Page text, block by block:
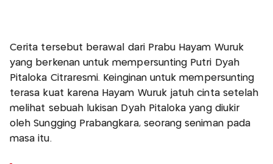
Cerita tersebut berawal dari Prabu Hayam Wuruk
yang berkenan untuk mempersunting Putri Dyah
Pitaloka Citraresmi. Keinginan untuk mempersunting
terasa kuat karena Hayam Wuruk jatuh cinta setelah
melihat sebuah lukisan Dyah Pitaloka yang diukir
oleh Sungging Prabangkara, seorang seniman pada
masa itu.